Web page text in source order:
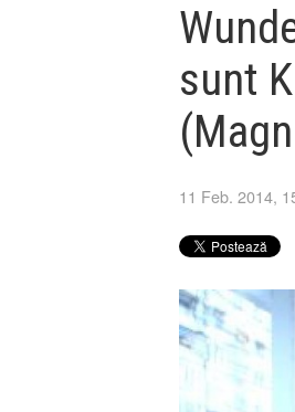
sunt
11 Feb. 2014,